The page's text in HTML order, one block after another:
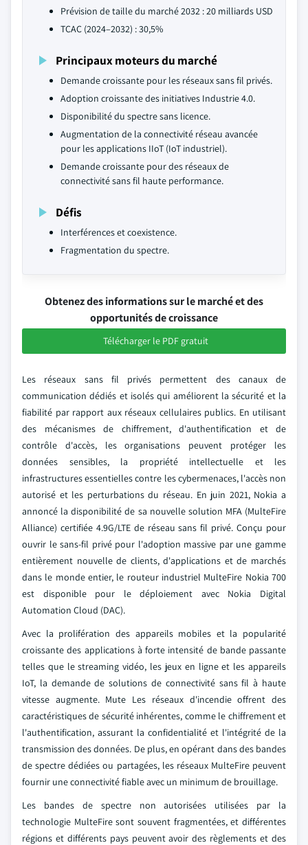
Prévision de taille du marché 2032 : 20 milliards USD
TCAC (2024–2032) : 30,5%
Principaux moteurs du marché
Demande croissante pour les réseaux sans fil privés.
Adoption croissante des initiatives Industrie 4.0.
Disponibilité du spectre sans licence.
Augmentation de la connectivité réseau avancée
pour les applications IIoT (IoT industriel).
Demande croissante pour des réseaux de
connectivité sans fil haute performance.
Défis
Interférences et coexistence.
Fragmentation du spectre.
Obtenez des informations sur le marché et des
opportunités de croissance
Télécharger le PDF gratuit
Les réseaux sans fil privés permettent des canaux de
communication dédiés et isolés qui améliorent la sécurité et la
fiabilité par rapport aux réseaux cellulaires publics. En utilisant
des mécanismes de chiffrement, d'authentification et de
contrôle d'accès, les organisations peuvent protéger les
données sensibles, la propriété intellectuelle et les
infrastructures essentielles contre les cybermenaces, l'accès non
autorisé et les perturbations du réseau. En juin 2021, Nokia a
annoncé la disponibilité de sa nouvelle solution MFA (MulteFire
Alliance) certifiée 4.9G/LTE de réseau sans fil privé. Conçu pour
ouvrir le sans-fil privé pour l'adoption massive par une gamme
entièrement nouvelle de clients, d'applications et de marchés
dans le monde entier, le routeur industriel MulteFire Nokia 700
est disponible pour le déploiement avec Nokia Digital
Automation Cloud (DAC).
Avec la prolifération des appareils mobiles et la popularité
croissante des applications à forte intensité de bande passante
telles que le streaming vidéo, les jeux en ligne et les appareils
IoT, la demande de solutions de connectivité sans fil à haute
vitesse augmente. Mute Les réseaux d'incendie offrent des
caractéristiques de sécurité inhérentes, comme le chiffrement et
l'authentification, assurant la confidentialité et l'intégrité de la
transmission des données. De plus, en opérant dans des bandes
de spectre dédiées ou partagées, les réseaux MulteFire peuvent
fournir une connectivité fiable avec un minimum de brouillage.
Les bandes de spectre non autorisées utilisées par la
technologie MulteFire sont souvent fragmentées, et différentes
régions et différents pays peuvent avoir des règlements et des